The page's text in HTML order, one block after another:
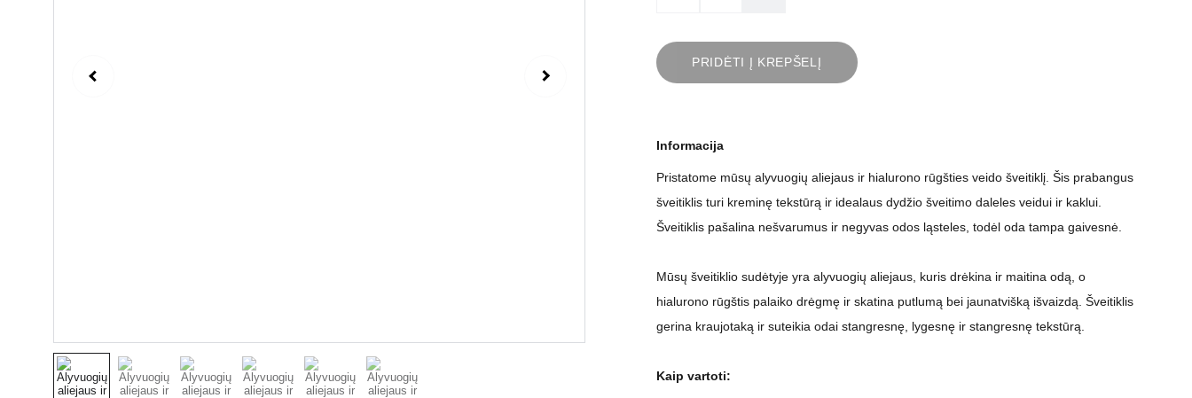
PRIDĖTI Į KREPŠELĮ
Informacija
Pristatome mūsų alyvuogių aliejaus ir hialurono rūgšties veido šveitiklį. Šis prabangus
šveitiklis turi kreminę tekstūrą ir idealaus dydžio šveitimo daleles veidui ir kaklui.
Šveitiklis pašalina nešvarumus ir negyvas odos ląsteles, todėl oda tampa gaivesnė.
Mūsų šveitiklio sudėtyje yra alyvuogių aliejaus, kuris drėkina ir maitina odą, o
hialurono rūgštis palaiko drėgmę ir skatina putlumą bei jaunatvišką išvaizdą. Šveitiklis
gerina kraujotaką ir suteikia odai stangresnę, lygesnę ir stangresnę tekstūrą.
Kaip vartoti: